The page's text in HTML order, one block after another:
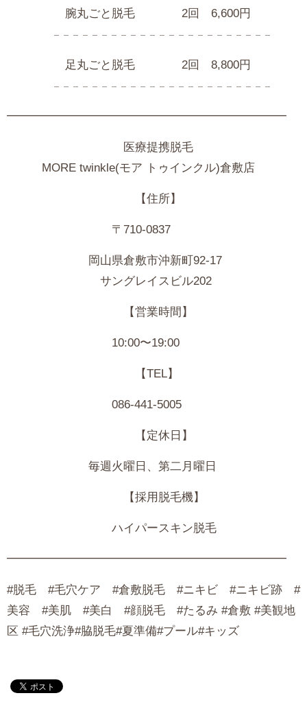
腕丸ごと脱毛 2回 6,600円
𓐄 𓐄 𓐄 𓐄 𓐄 𓐄 𓐄 𓐄 𓐄 𓐄 𓐄 𓐄 𓐄 𓐄 𓐄 𓐄 𓐄 𓐄 𓐄 𓐄 𓐄 𓐄 𓐄
足丸ごと脱毛 2回 8,800円
𓐄 𓐄 𓐄 𓐄 𓐄 𓐄 𓐄 𓐄 𓐄 𓐄 𓐄 𓐄 𓐄 𓐄 𓐄 𓐄 𓐄 𓐄 𓐄 𓐄 𓐄 𓐄 𓐄
━━━━━━━━━━━━━━━━━━━━━━━━
医療提携脱毛
MORE twinkle(モア トゥインクル)倉敷店
【住所】
〒710-0837
岡山県倉敷市沖新町92-17
サングレイスビル202
【営業時間】
10:00〜19:00
【TEL】
086-441-5005
【定休日】
毎週火曜日、第二月曜日
【採用脱毛機】
ハイパースキン脱毛
━━━━━━━━━━━━━━━━━━━━━━━━
#脱毛 #毛穴ケア #倉敷脱毛 #ニキビ #ニキビ跡 #
美容 #美肌 #美白 #顔脱毛 #たるみ #倉敷 #美観地
区 #毛穴洗浄#脇脱毛#夏準備#プール#キッズ